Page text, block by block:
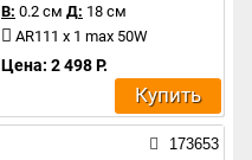
В: 0.2 см Д: 18 см
AR111 x 1 max 50W
Цена: 2 498 Р.
Купить
173653